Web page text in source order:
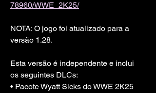
78960/WWE_2K25/
NOTA: O jogo foi atualizado para a
versão 1.28.
Esta versão é independente e inclui
os seguintes DLCs:
• Pacote Wyatt Sicks do WWE 2K25